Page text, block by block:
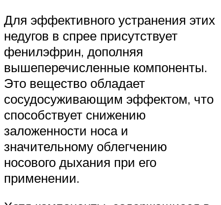
Для эффективного устранения этих
недугов в спрее присутствует
фенилэфрин, дополняя
вышеперечисленные компоненты.
Это вещество обладает
сосудосуживающим эффектом, что
способствует снижению
заложенности носа и
значительному облегчению
носового дыхания при его
применении.